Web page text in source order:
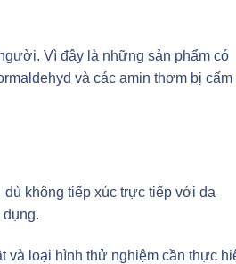
Vì đây là những sản phẩm có
và các amin thơm bị cấm
không tiếp xúc trực tiếp với da
và loại hình thử nghiệm cần thực